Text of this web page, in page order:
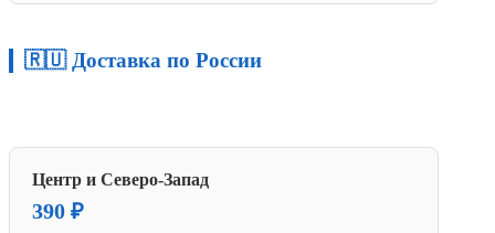
🇷🇺 Доставка по России
Центр и Северо-Запад
390 ₽